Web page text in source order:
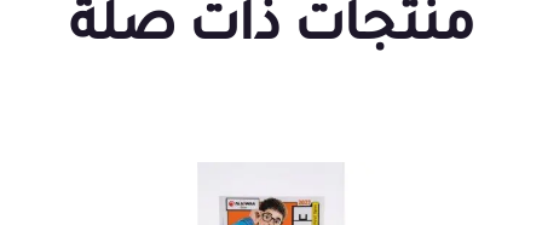
منتجات ذات صلة